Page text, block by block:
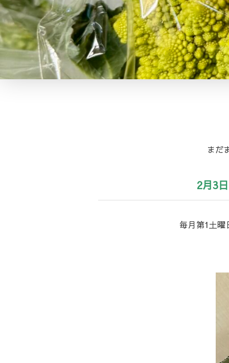
まだ
2月3
毎月第1土曜